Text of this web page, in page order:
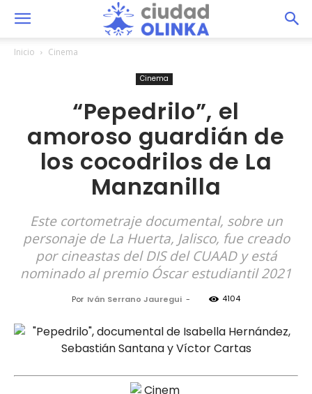
Inicio Cinema
Cinema
“Pepedrilo”, el
amoroso guardián de
los cocodrilos de La
Manzanilla
Este cortometraje documental, sobre un
personaje de La Huerta, Jalisco, fue creado
por cineastas del DIS del CUAAD y está
nominado al premio Óscar estudiantil 2021
Por Iván Serrano Jauregui - 4104